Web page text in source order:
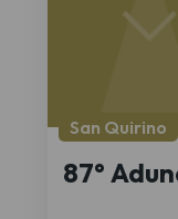
San Quirino
87°